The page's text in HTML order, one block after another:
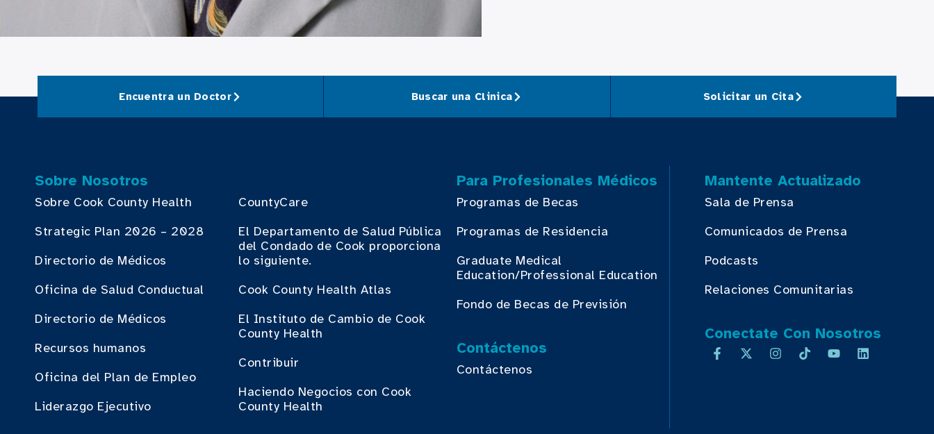
Encuentra un Doctor Buscar una Clinica Solicitar un Cita
Sobre Nosotros
Sobre Cook County Health
Strategic Plan 2026 – 2028
Directorio de Médicos
Oficina de Salud Conductual
Directorio de Médicos
Recursos humanos
Oficina del Plan de Empleo
Liderazgo Ejecutivo
CountyCare
El Departamento de Salud Pública
del Condado de Cook proporciona
lo siguiente.
Cook County Health Atlas
El Instituto de Cambio de Cook
County Health
Contribuir
Haciendo Negocios con Cook
County Health
Para Profesionales Médicos
Programas de Becas
Programas de Residencia
Graduate Medical
Education/Professional Education
Fondo de Becas de Previsión
Contáctenos
Contáctenos
Mantente Actualizado
Sala de Prensa
Comunicados de Prensa
Podcasts
Relaciones Comunitarias
Conectate Con Nosotros